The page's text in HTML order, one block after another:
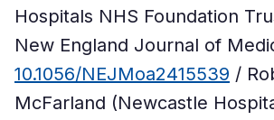
Hospitals NHS Foundation
New England Journal of
10.1056/NEJMoa2415539 /
McFarland (Newcastle